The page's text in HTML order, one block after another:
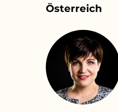
Österreich